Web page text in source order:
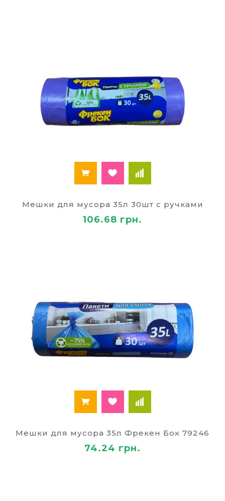
Мешки для мусора 35л 30шт с ручками
106.68 грн.
Мешки для мусора 35л Фрекен Бок 79246
74.24 грн.